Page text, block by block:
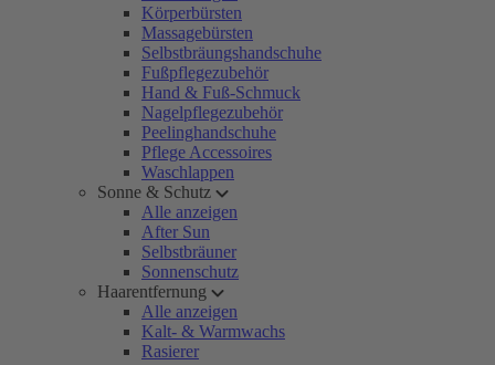
Körperbürsten
Massagebürsten
Selbstbräungshandschuhe
Fußpflegezubehör
Hand & Fuß-Schmuck
Nagelpflegezubehör
Peelinghandschuhe
Pflege Accessoires
Waschlappen
Sonne & Schutz
Alle anzeigen
After Sun
Selbstbräuner
Sonnenschutz
Haarentfernung
Alle anzeigen
Kalt- & Warmwachs
Rasierer